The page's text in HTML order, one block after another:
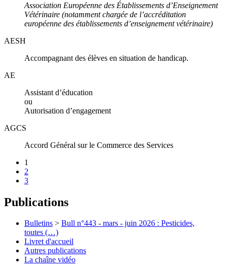
Association Européenne des Établissements d’Enseignement
Vétérinaire (notamment chargée de l’accréditation
européenne des établissements d’enseignement vétérinaire)
AESH
Accompagnant des élèves en situation de handicap.
AE
Assistant d’éducation
ou
Autorisation d’engagement
AGCS
Accord Général sur le Commerce des Services
1
2
3
Publications
Bulletins > Bull n°443 - mars - juin 2026 : Pesticides,
toutes (…)
Livret d'accueil
Autres publications
La chaîne vidéo